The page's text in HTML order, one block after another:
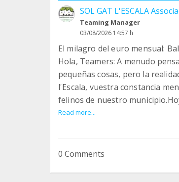
SOL GAT L'ESCALA
Teaming Manager
03/08/2026 14:57 h
El milagro del euro mensual:
Hola, Teamers: A menudo
pequeñas cosas, pero la
l'Escala, vuestra constancia
felinos de nuestro
posible durante este primer
las colonias.
39 gatos adoptados: Hemos
Read more...
0 Comments